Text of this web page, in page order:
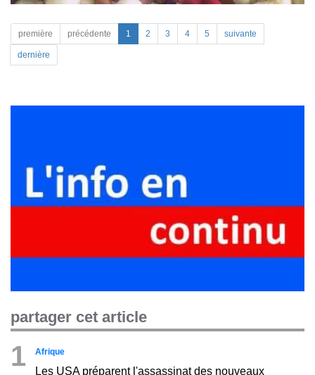
première précédente 1 2 3 4 5 suivante
dernière
partager cet article
1 Afrique
Les USA préparent l'assassinat des nouveaux